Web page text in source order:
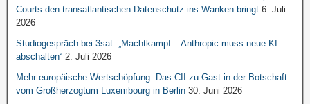
Courts den transatlantischen Datenschutz ins Wanken bringt 6. Juli
2026
Studiogespräch bei 3sat: „Machtkampf – Anthropic muss neue KI
abschalten“ 2. Juli 2026
Mehr europäische Wertschöpfung: Das CII zu Gast in der Botschaft
vom Großherzogtum Luxembourg in Berlin 30. Juni 2026